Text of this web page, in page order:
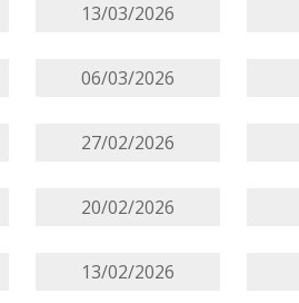
13/03/2026
06/03/2026
27/02/2026
20/02/2026
13/02/2026